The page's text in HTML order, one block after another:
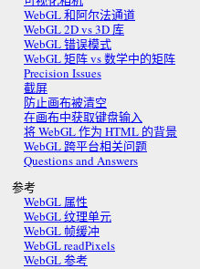
WebGL 和阿尔法通道
WebGL 2D vs 3D 库
WebGL 错误模式
WebGL 矩阵 vs 数学中的矩阵
Precision Issues
截屏
防止画布被清空
在画布中获取键盘输入
将 WebGL 作为 HTML 的背景
WebGL 跨平台相关问题
Questions and Answers
参考
WebGL 属性
WebGL 纹理单元
WebGL 帧缓冲
WebGL readPixels
WebGL 参考